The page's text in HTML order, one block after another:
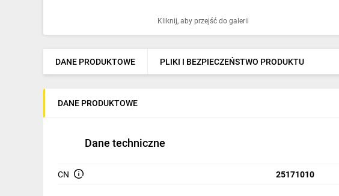
Ogrzewanie
Elektronarzędzia i mierniki
Dom i ogród
Kliknij, aby przejść do galerii
DANE PRODUKTOWE PLIKI I BEZPIECZEŃSTWO PRODUKTU
DANE PRODUKTOWE
Dane techniczne
CN 25171010